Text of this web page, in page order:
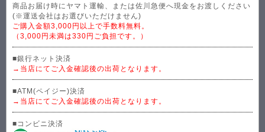
商品お届け時にヤマト運輸、または佐川急便へ現金をお渡しください
(※運送会社はお選びいただけません)
ご購入金額3,000円以上で手数料無料。
（3,000円未満は330円ご負担です。）
■銀行ネット決済
→当店にてご入金確認後の出荷となります。
■ATM(ペイジー)決済
→当店にてご入金確認後の出荷となります。
■コンビニ決済